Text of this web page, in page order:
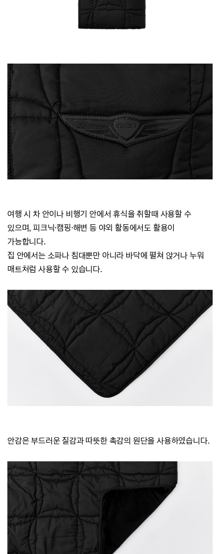
여행 시 차 안이나 비행기 안에서 휴식을 취할때 사용할 수
있으며, 피크닉·캠핑·해변 등 야외 활동에서도 활용이
가능합니다.
집 안에서는 소파나 침대뿐만 아니라 바닥에 펼쳐 앉거나 누워
매트처럼 사용할 수 있습니다.
안감은 부드러운 질감과 따뜻한 촉감의 원단을 사용하였습니다.